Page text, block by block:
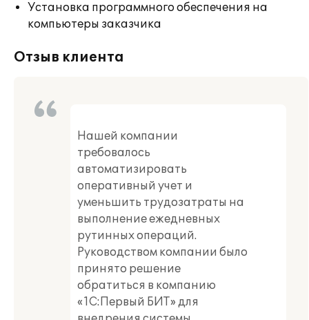
Установка программного обеспечения на
компьютеры заказчика
Отзыв клиента
Нашей компании
требовалось
автоматизировать
оперативный учет и
уменьшить трудозатраты на
выполнение ежедневных
рутинных операций.
Руководством компании было
принято решение
обратиться в компанию
«1С:Первый БИТ» для